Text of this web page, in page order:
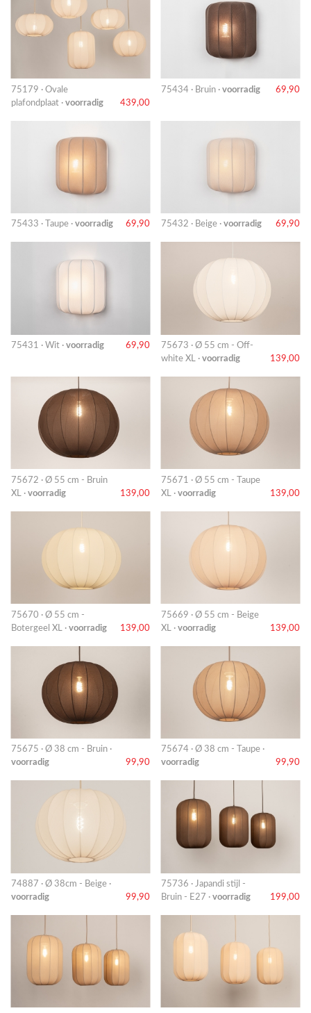
75179 · Ovale
plafondplaat · voorradig 439,00
75434 · Bruin · voorradig 69,90
75433 · Taupe · voorradig 69,90 75432 · Beige · voorradig 69,90
75431 · Wit · voorradig 69,90
75673 · Ø 55 cm - Off-
white XL · voorradig 139,00
75672 · Ø 55 cm - Bruin
XL · voorradig 139,00
75671 · Ø 55 cm - Taupe
XL · voorradig 139,00
75670 · Ø 55 cm -
Botergeel XL · voorradig 139,00
75669 · Ø 55 cm - Beige
XL · voorradig 139,00
75675 · Ø 38 cm - Bruin ·
voorradig
99,90
75674 · Ø 38 cm - Taupe ·
voorradig
99,90
74887 · Ø 38cm - Beige ·
voorradig
99,90
75736 · Japandi stijl -
Bruin - E27 · voorradig 199,00